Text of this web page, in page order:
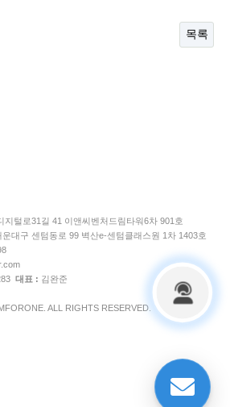
목록
지털로31길 41 이앤씨벤처드림타워6차 901호
운대구 센텀동로 99 벽산e-센텀클래스원 1차 1403호
대표 : 김완준
ALL RIGHTS RESERVED.